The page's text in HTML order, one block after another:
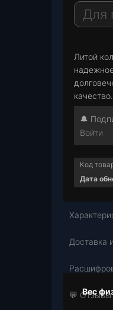
a
m
A
p
i
l
Для
Литой
качество.
🔔
Войти
Код
Дата
Доставка
💬 Отзывы
Вес